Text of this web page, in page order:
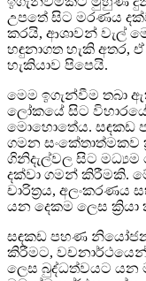
උපතේ සිට මරණය
කරයි, ආශාවන් වැල්
හඳුනාගත හැකි අතර,
හැකියාව පිපෙයි.
මෙම ඉගැන්වීම තබා
ලෝකයේ සිට
මොහොතේය. සඳකඩ
ගමන
ගිනිදැල්වල සිට මධ්‍යම
දක්වා ගමන් කිරීමකි.
චාරිත්‍රය, අලංකරණය
යන දෙකම ලෙස ක්‍රියා
සඳකඩ පහණ
කිරීමට, වචනාර්ථයෙන්
ලෙස බුද්ධත්වයට යන